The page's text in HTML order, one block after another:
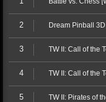
2 Dream Pinball
3 TW II: Call of the
4 TW II: Call of the
5 TW II: Pirates of